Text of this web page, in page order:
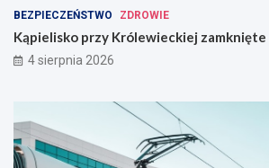
BEZPIECZEŃSTWO ZDROWIE
Kąpielisko przy Królewieckiej
4 sierpnia 2026